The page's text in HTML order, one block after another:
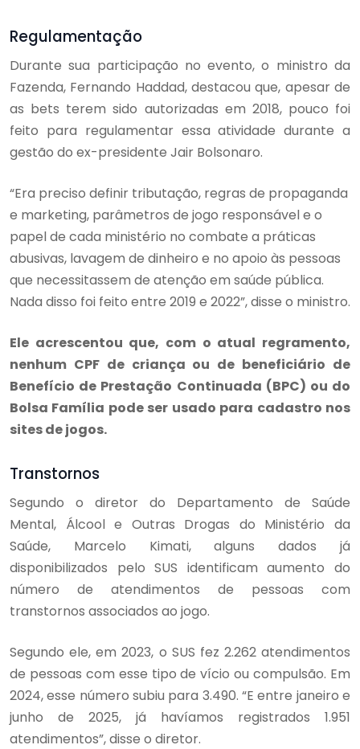
Regulamentação
Durante sua participação no evento, o ministro da
Fazenda, Fernando Haddad, destacou que, apesar de
as bets terem sido autorizadas em 2018, pouco foi
feito para regulamentar essa atividade durante a
gestão do ex-presidente Jair Bolsonaro.
“Era preciso definir tributação, regras de propaganda
e marketing, parâmetros de jogo responsável e o
papel de cada ministério no combate a práticas
abusivas, lavagem de dinheiro e no apoio às pessoas
que necessitassem de atenção em saúde pública.
Nada disso foi feito entre 2019 e 2022”, disse o ministro.
Ele acrescentou que, com o atual regramento,
nenhum CPF de criança ou de beneficiário de
Benefício de Prestação Continuada (BPC) ou do
Bolsa Família pode ser usado para cadastro nos
sites de jogos.
Transtornos
Segundo o diretor do Departamento de Saúde
Mental, Álcool e Outras Drogas do Ministério da
Saúde, Marcelo Kimati, alguns dados já
disponibilizados pelo SUS identificam aumento do
número de atendimentos de pessoas com
transtornos associados ao jogo.
Segundo ele, em 2023, o SUS fez 2.262 atendimentos
de pessoas com esse tipo de vício ou compulsão. Em
2024, esse número subiu para 3.490. “E entre janeiro e
junho de 2025, já havíamos registrados 1.951
atendimentos”, disse o diretor.